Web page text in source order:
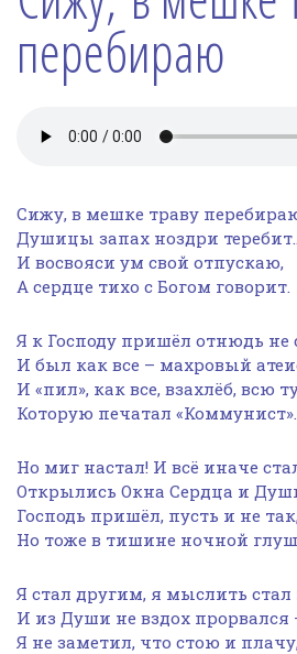
перебираю
Сижу, в мешке траву
Душицы запах ноздри
И восвояси ум свой отпускаю,
А сердце тихо с Богом говорит.
Я к Господу пришёл отнюдь не
И был как все – махровый
И «пил», как все, взахлёб, всю
Которую печатал «Коммунист».
Но миг настал! И всё иначе
Открылись Окна Сердца и
Господь пришёл, пусть и не
Но тоже в тишине ночной
Я стал другим, я мыслить стал
И из Души не вздох прорвался
Я не заметил, что стою и плачу,